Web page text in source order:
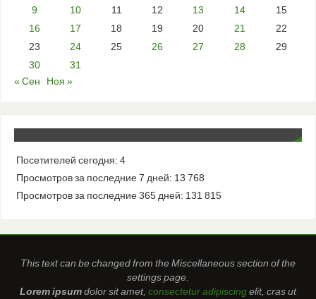
9
10 11 12 13 14
15
16
17 18 19 20 21
22
23
24 25 26 27 28
29
30
31
« Сен
Ноя »
Посетителей сегодня: 4
Просмотров за последние 7 дней: 13 768
Просмотров за последние 365 дней: 131 815
This text can be changed from the Miscellaneous section of the
settings page.
Lorem ipsumdolor sit amet, consectetur adipiscingelit, cras ut